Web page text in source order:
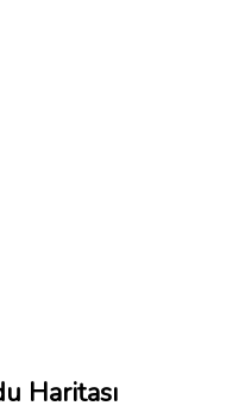
Haritası